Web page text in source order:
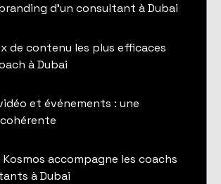
d'un consultant à Dubai
de contenu les plus efficaces
à Dubai
et événements : une
accompagne les coachs
à Dubai